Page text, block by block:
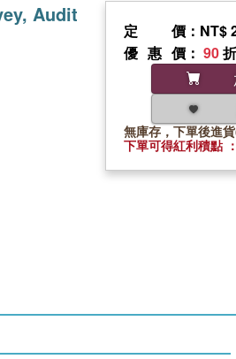
Audit
定價 ：NT$
優惠價 ： 90
無庫存，下單後進
下單可得紅利積點